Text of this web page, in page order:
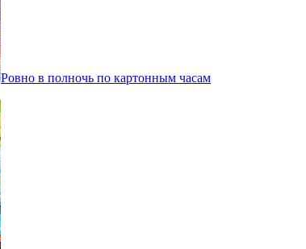
Ровно в полночь по картонным часам